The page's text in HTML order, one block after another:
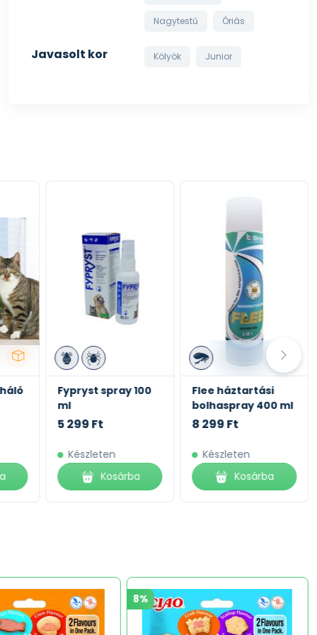
Nagytestű Óriás
Javasolt kor Kölyök Junior
Flee háztartási
bolhaspray 400 ml
8 299 Ft
Készleten
Kosárba
Insecticide 2000
250 ml
2 589 Ft
Készleten
Kosárba
8%